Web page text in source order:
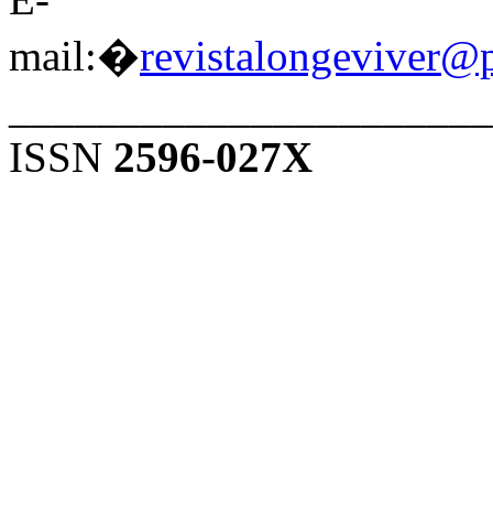
mail:�
ISSN 2596-027X